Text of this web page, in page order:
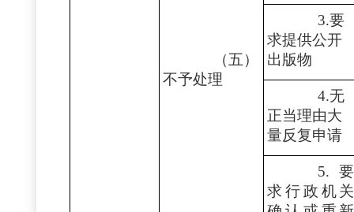
（五）
不予处理
3.要
求提供公开
出版物
4.无
正当理由大
量反复申请
5.要
求行政机关